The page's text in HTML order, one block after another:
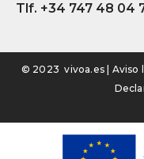
Tlf. +34 747 48 04
© 2023 vivoa.es | Aviso